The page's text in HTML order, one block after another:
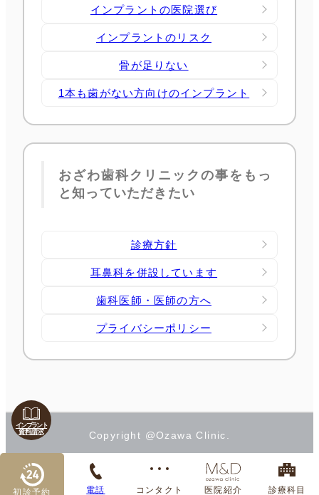
初診予約 電話 コンタクト 医院紹介 診療科目
インプラントの医院選び
インプラントのリスク
骨が足りない
1本も歯がない方向けのインプラント
おざわ歯科クリニックの事をもっ
と知っていただきたい
診療方針
耳鼻科を併設しています
歯科医師・医師の方へ
プライバシーポリシー
Copyright @Ozawa Clinic.
インプラント
資料請求